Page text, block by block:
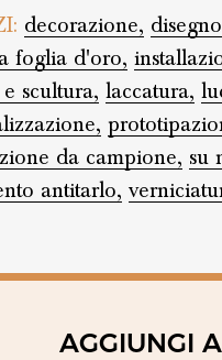
decorazione,
foglia d'oro,
scultura, laccatura,
da campione, su
antitarlo,
AGGIUNGI